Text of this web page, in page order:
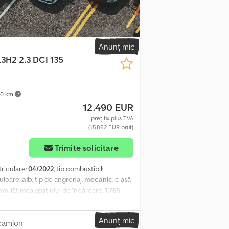
încărcare, platformă de încărcare cu
de temperatură exterioară, lumini de
electronică a forței de frânare,
standard, rezervor de combustibil: 105
2,3 litri - 120 kW dCi Diesel FAP
6d-TEMP, indicator de schimbare a
în cabină: scaun șofer reglabil pe
geamuri termoizolante, masă maximă
Anunț mic
km
2.3 DCI 135
12.490 EUR
preț fix plus TVA
(15.862 EUR brut)
Trimite solicitare
04/2022, tip combustibil:
alb , tip de angrenaj: mecanic , clasă
, lățimea spațiului de încărcare:1.765
WhatsUp/Viber. Adresa de e-mail:
al reviziilor, care poate fi verificat.
Anunț mic